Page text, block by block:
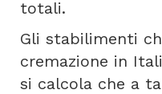
totali.
Gli stabilimenti
cremazione in
si calcola che a